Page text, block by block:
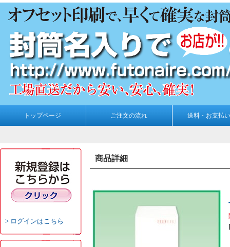
トップページ ご注文の流れ 送料・お支払
ログインはこちら
商品詳細